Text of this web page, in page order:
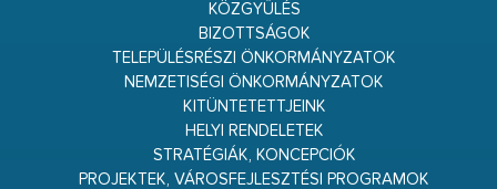
KÖZGYŰLÉS
BIZOTTSÁGOK
TELEPÜLÉSRÉSZI ÖNKORMÁNYZATOK
NEMZETISÉGI ÖNKORMÁNYZATOK
KITÜNTETETTJEINK
HELYI RENDELETEK
STRATÉGIÁK, KONCEPCIÓK
PROJEKTEK, VÁROSFEJLESZTÉSI PROGRAMOK